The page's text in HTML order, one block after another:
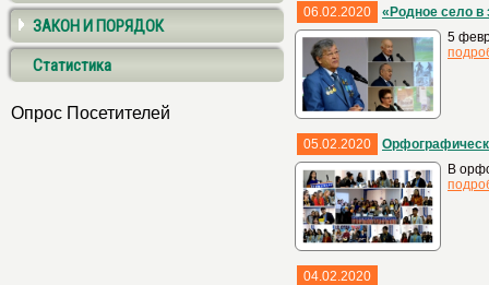
ЗАКОН И ПОРЯДОК
Статистика
Опрос Посетителей
06.02.2020
«Родное село в
5
05.02.2020
В
04.02.2020